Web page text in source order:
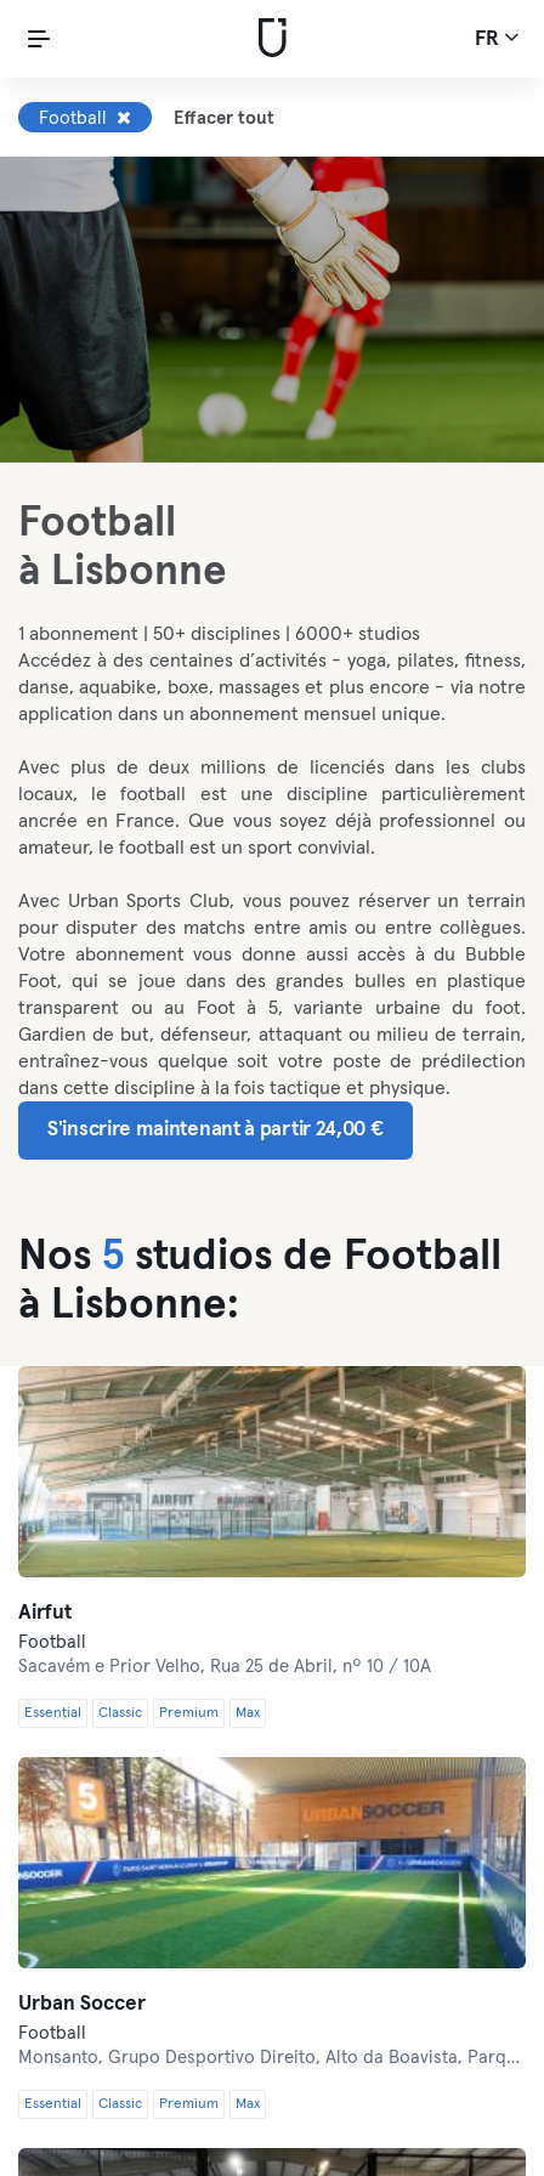
FR
Football Effacer tout
Football
à Lisbonne
1 abonnement | 50+ disciplines | 6000+ studios
Accédez à des centaines d’activités - yoga, pilates, fitness,
danse, aquabike, boxe, massages et plus encore - via notre
application dans un abonnement mensuel unique.
Avec plus de deux millions de licenciés dans les clubs
locaux, le football est une discipline particulièrement
ancrée en France. Que vous soyez déjà professionnel ou
amateur, le football est un sport convivial.
Avec Urban Sports Club, vous pouvez réserver un terrain
pour disputer des matchs entre amis ou entre collègues.
Votre abonnement vous donne aussi accès à du Bubble
Foot, qui se joue dans des grandes bulles en plastique
transparent ou au Foot à 5, variante urbaine du foot.
Gardien de but, défenseur, attaquant ou milieu de terrain,
entraînez-vous quelque soit votre poste de prédilection
dans cette discipline à la fois tactique et physique.
S'inscrire maintenant à partir 24,00 €
Nos 5 studios de Football
à Lisbonne:
Airfut
Football
Sacavém e Prior Velho, Rua 25 de Abril, nº 10 / 10A
Essential Classic Premium Max
Urban Soccer
Football
Monsanto, Grupo Desportivo Direito, Alto da Boavista, Parque Florestal de Monsanto
Essential Classic Premium Max